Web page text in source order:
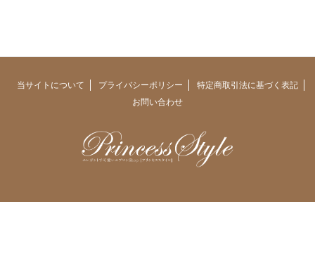
当サイトについて プライバシーポリシー
特定商取引法に基づく表記
お問い合わせ